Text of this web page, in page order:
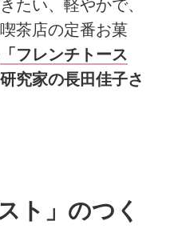
たい、軽やかで、
茶店の定番お菓
「フレンチトース
究家の長田佳子さ
ト」のつく